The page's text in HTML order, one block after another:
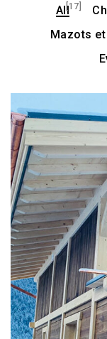
All[17]
Mazots